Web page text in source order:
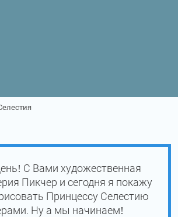
С Вами художественная
Пикчер и сегодня я покажу
Принцессу Селестию
Ну а мы начинаем!